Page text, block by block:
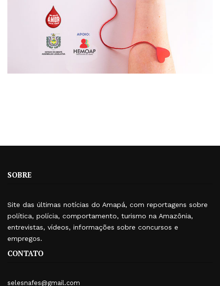
SOBRE
Site das últimas notícias do Amapá, com reportagens sobre
política, polícia, comportamento, turismo na Amazônia,
entrevistas, vídeos, informações sobre concursos e
empregos.
CONTATO
selesnafes@gmail.com